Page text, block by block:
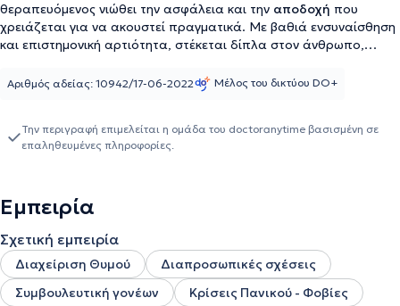
θεραπευόμενος νιώθει την ασφάλεια και την αποδοχή που
χρειάζεται για να ακουστεί πραγματικά. Με βαθιά ενσυναίσθηση
και επιστημονική αρτιότητα, στέκεται δίπλα στον άνθρωπο,
δικές του δυνάμεις και να δημιουργήσει μια καθημερινότητα με
Αριθμός αδείας: 10942/17-06-2022 Μέλος του δικτύου DO+
Την περιγραφή επιμελείται η ομάδα του doctoranytime βασισμένη σε
επαληθευμένες πληροφορίες.
Εμπειρία
Σχετική εμπειρία
Διαχείριση Θυμού
Διαπροσωπικές σχέσεις
Συμβουλευτική γονέων
Κρίσεις Πανικού - Φοβίες